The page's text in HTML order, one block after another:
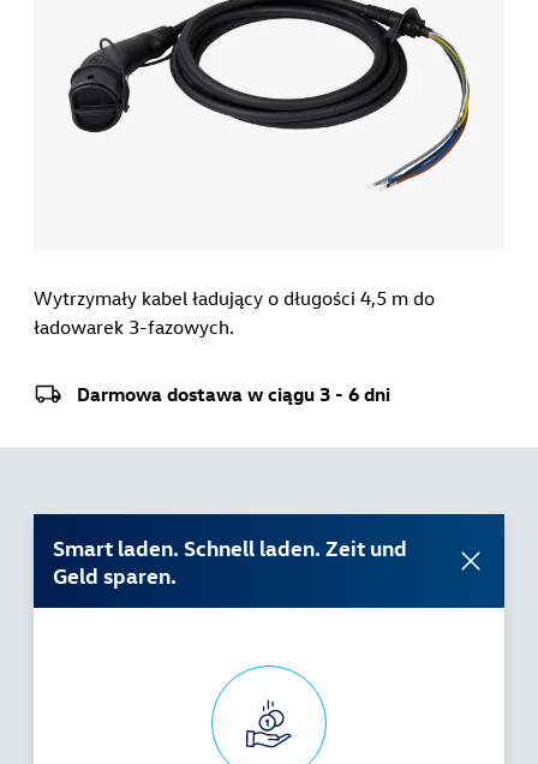
Wytrzymały kabel ładujący o długości 4,5 m do
ładowarek 3-fazowych.
Darmowa dostawa w ciągu 3 - 6 dni
Smart laden. Schnell laden. Zeit und
Geld sparen.